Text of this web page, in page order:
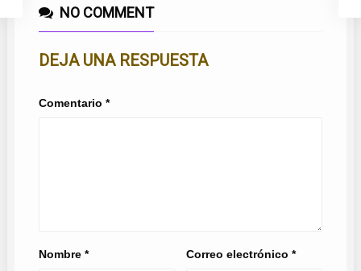
NO COMMENT
DEJA UNA RESPUESTA
Comentario *
Nombre * Correo electrónico*